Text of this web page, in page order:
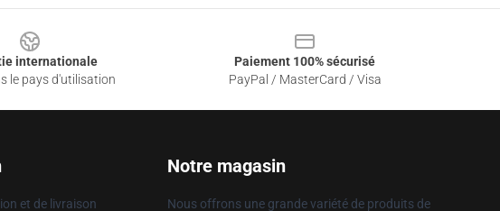
internationale
le pays d'utilisation
Paiement 100% sécurisé
PayPal / MasterCard / Visa
et de livraison
Notre magasin
Nous offrons une grande variété de produits de